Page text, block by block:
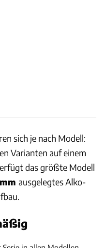
sich je nach Modell:
Varianten auf einem
das größte Modell
ausgelegtes Alko-